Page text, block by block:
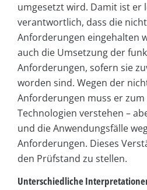
umgesetzt wird. Damit ist er
verantwortlich, dass die
Anforderungen eingehalten
auch die Umsetzung der
Anforderungen, sofern sie
worden sind. Wegen der
Anforderungen muss er zum
Technologien verstehen –
und die Anwendungsfälle
Anforderungen. Dieses
den Prüfstand zu stellen.
Unterschiedliche